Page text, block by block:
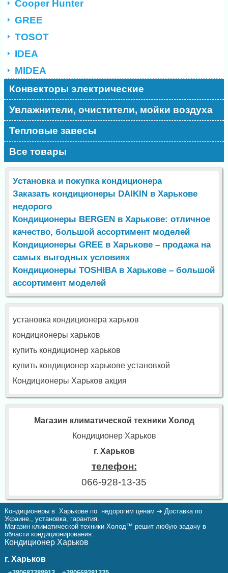
Cooper Hunter
GREE
TOSOT
IDEA
MIDEA
Конвекторы электрические
Увлажнители, очистители, мойки воздуха
Тепловые завесы
Все товары
Установка и покупка кондиционера
Заказать кондиционеры DAIKIN в Харькове
недорого
Кондиционеры BERGEN в Харькове: отличное
качество, большой ассортимент моделей
Кондиционеры GREE в Харькове – продажа на
самых выгодных условиях
Кондиционеры TOSHIBA в Харькове – большой
ассортимент моделей
установка кондиционера харьков
кондиционеры харьков
купить кондиционер харьков
купить кондиционер харькове установкой
Кондиционеры Харьков акция
Магазин климатической техники Холод
Кондиционер Харьков
г. Харьков
телефон:
066-928-13-35
Кондиционеры в Харькове по недорогим ценам ➔ Доставка по
Украине., установка, гарантия.
Магазин климатической техники Холод™ решит любую задачу в
области кондиционирования.
Кондиционер Харьков
г. Харьков